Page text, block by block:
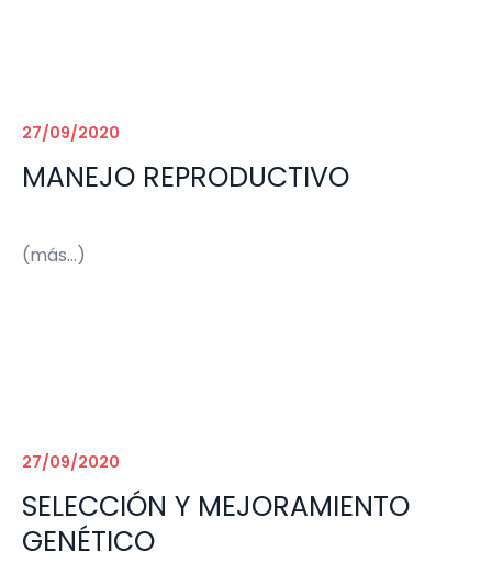
27/09/2020
MANEJO REPRODUCTIVO
(más…)
27/09/2020
SELECCIÓN Y MEJORAMIENTO
GENÉTICO